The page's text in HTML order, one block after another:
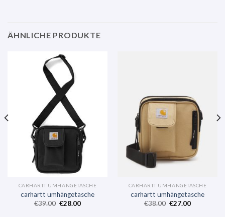
ÄHNLICHE PRODUKTE
CARHARTT UMHÄNGETASCHE
carhartt umhängetasche
€39.00 €28.00
CARHARTT UMHÄNGETASCHE
carhartt umhängetasche
€38.00 €27.00